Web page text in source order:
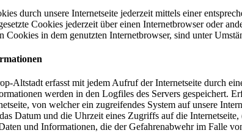
durch unsere Internetseite jederzeit mittels einer
Cookies jederzeit über einen Internetbrowser oder
in dem genutzten Internetbrowser, sind unter
Altstadt erfasst mit jedem Aufruf der Internetseite durch
werden in den Logfiles des Servers gespeichert.
von welcher ein zugreifendes System auf unsere
Datum und die Uhrzeit eines Zugriffs auf die
und Informationen, die der Gefahrenabwehr im Falle